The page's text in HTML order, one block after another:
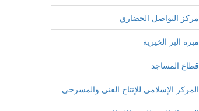
مركز التواصل الحضاري
مبرة البر الخيرية
قطاع المساجد
المركز الإسلامي للإنتاج الفني والمسرحي